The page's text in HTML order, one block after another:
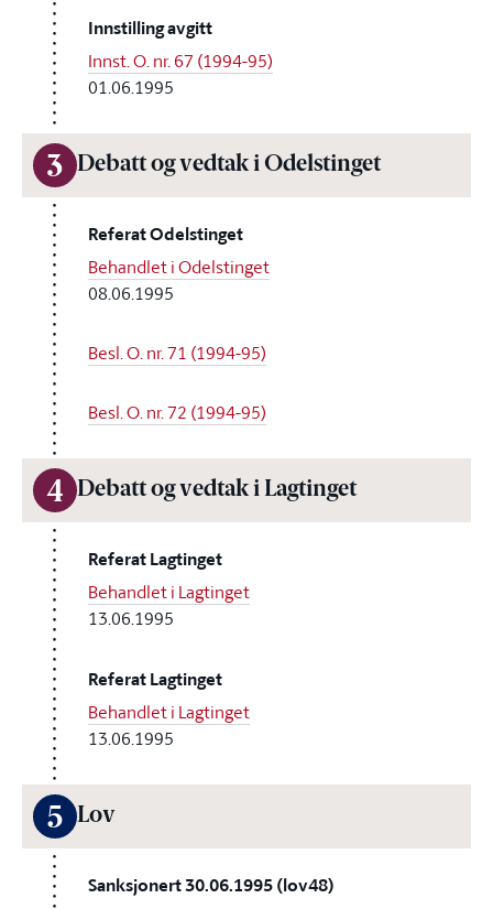
Innstilling avgitt
Innst. O. nr. 67 (1994-95)
01.06.1995
3 Debatt og vedtak i Odelstinget
Referat Odelstinget
Behandlet i Odelstinget
08.06.1995
Besl. O. nr. 71 (1994-95)
Besl. O. nr. 72 (1994-95)
4 Debatt og vedtak i Lagtinget
Referat Lagtinget
Behandlet i Lagtinget
13.06.1995
Referat Lagtinget
Behandlet i Lagtinget
13.06.1995
5 Lov
Sanksjonert 30.06.1995 (lov48)